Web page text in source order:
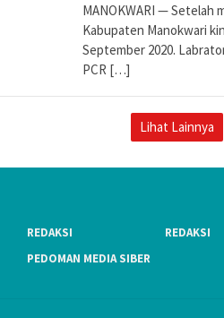
MANOKWARI — Setelah
Kabupaten Manokwari
September 2020.
PCR […]
Lihat Lainnya
REDAKSI
REDAKSI
PEDOMAN MEDIA SIBER